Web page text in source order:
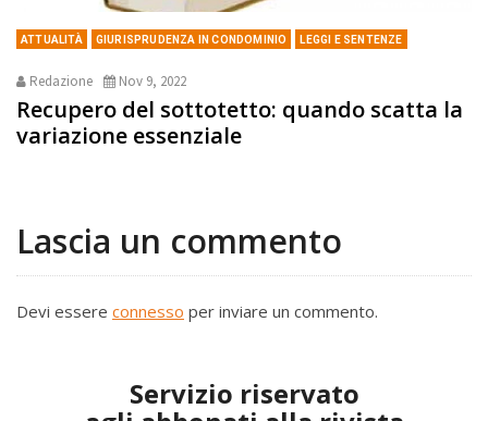
ATTUALITÀ GIURISPRUDENZA IN CONDOMINIO LEGGI E SENTENZE
Redazione Nov 9, 2022
Recupero del sottotetto: quando scatta la
variazione essenziale
Lascia un commento
Devi essere connesso per inviare un commento.
Servizio riservato